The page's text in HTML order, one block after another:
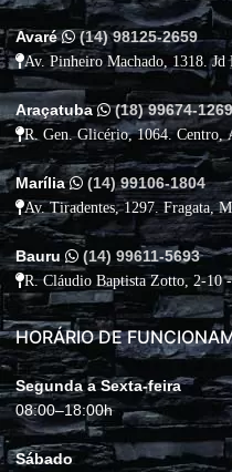
Avaré (14) 98125-2659
Av. Pinheiro Machado, 1318. Jd
Araçatuba (18) 99674-1269
R. Gen. Glicério, 1064. Centro,
Marília (14) 99106-1804
Av. Tiradentes, 1297. Fragata,
Bauru (14) 99611-5693
R. Cláudio Baptista Zotto, 2-10
HORÁRIO DE
Segunda a Sexta-feira
08:00–18:00h
Sábado